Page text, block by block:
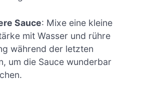
Sauce: Mixe eine kleine
mit Wasser und rühre
während der letzten
um die Sauce wunderbar